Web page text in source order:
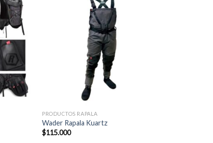
PRODUCTOS RAPALA
Wader Rapala Kuartz
$115.000